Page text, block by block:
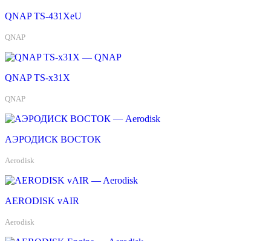
QNAP TS-431XeU
QNAP
QNAP TS-x31X
QNAP
АЭРОДИСК ВОСТОК
Aerodisk
AERODISK vAIR
Aerodisk